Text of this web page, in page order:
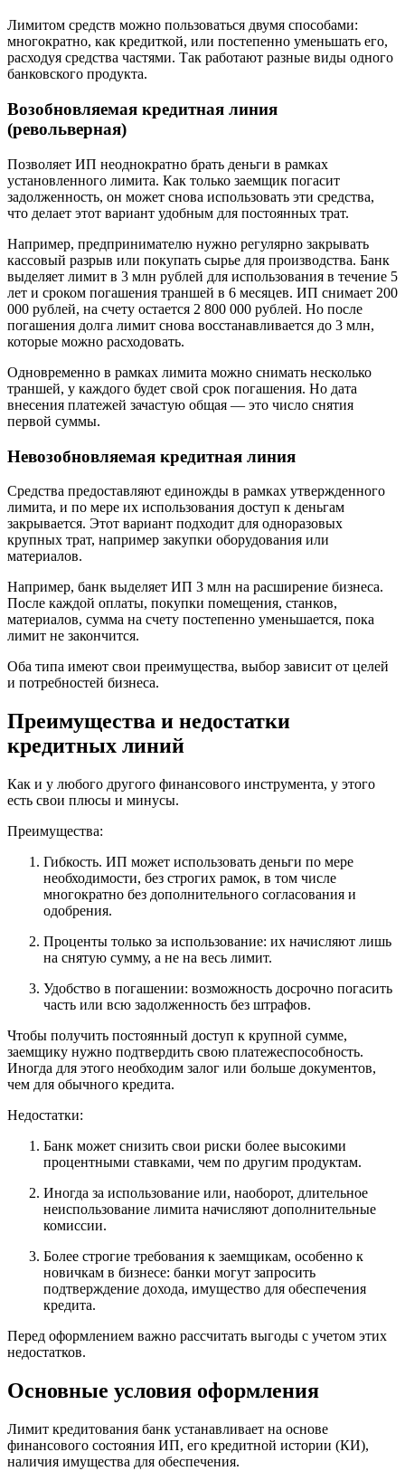
Лимитом средств можно пользоваться двумя способами:
многократно, как кредиткой, или постепенно уменьшать его,
расходуя средства частями. Так работают разные виды одного
банковского продукта.
Возобновляемая кредитная линия
(револьверная)
Позволяет ИП неоднократно брать деньги в рамках
установленного лимита. Как только заемщик погасит
задолженность, он может снова использовать эти средства,
что делает этот вариант удобным для постоянных трат.
Например, предпринимателю нужно регулярно закрывать
кассовый разрыв или покупать сырье для производства. Банк
выделяет лимит в 3 млн рублей для использования в течение 5
лет и сроком погашения траншей в 6 месяцев. ИП снимает 200
000 рублей, на счету остается 2 800 000 рублей. Но после
погашения долга лимит снова восстанавливается до 3 млн,
которые можно расходовать.
Одновременно в рамках лимита можно снимать несколько
траншей, у каждого будет свой срок погашения. Но дата
внесения платежей зачастую общая — это число снятия
первой суммы.
Невозобновляемая кредитная линия
Средства предоставляют единожды в рамках утвержденного
лимита, и по мере их использования доступ к деньгам
закрывается. Этот вариант подходит для одноразовых
крупных трат, например закупки оборудования или
материалов.
Например, банк выделяет ИП 3 млн на расширение бизнеса.
После каждой оплаты, покупки помещения, станков,
материалов, сумма на счету постепенно уменьшается, пока
лимит не закончится.
Оба типа имеют свои преимущества, выбор зависит от целей
и потребностей бизнеса.
Преимущества и недостатки
кредитных линий
Как и у любого другого финансового инструмента, у этого
есть свои плюсы и минусы.
Преимущества:
Гибкость. ИП может использовать деньги по мере
необходимости, без строгих рамок, в том числе
многократно без дополнительного согласования и
одобрения.
Проценты только за использование: их начисляют лишь
на снятую сумму, а не на весь лимит.
Удобство в погашении: возможность досрочно погасить
часть или всю задолженность без штрафов.
Чтобы получить постоянный доступ к крупной сумме,
заемщику нужно подтвердить свою платежеспособность.
Иногда для этого необходим залог или больше документов,
чем для обычного кредита.
Недостатки:
Банк может снизить свои риски более высокими
процентными ставками, чем по другим продуктам.
Иногда за использование или, наоборот, длительное
неиспользование лимита начисляют дополнительные
комиссии.
Более строгие требования к заемщикам, особенно к
новичкам в бизнесе: банки могут запросить
подтверждение дохода, имущество для обеспечения
кредита.
Перед оформлением важно рассчитать выгоды с учетом этих
недостатков.
Основные условия оформления
Лимит кредитования банк устанавливает на основе
финансового состояния ИП, его кредитной истории (КИ),
наличия имущества для обеспечения.